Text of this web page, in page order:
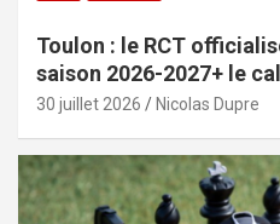
Toulon : le RCT
saison 2026-2027+ le
30 juillet 2026 Nicolas Dupre